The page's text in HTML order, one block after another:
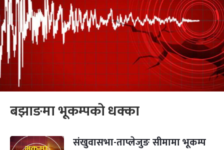
बझाङमा भूकम्पको धक्का
संखुवासभा-ताप्लेजुङ सीमामा भूकम्प